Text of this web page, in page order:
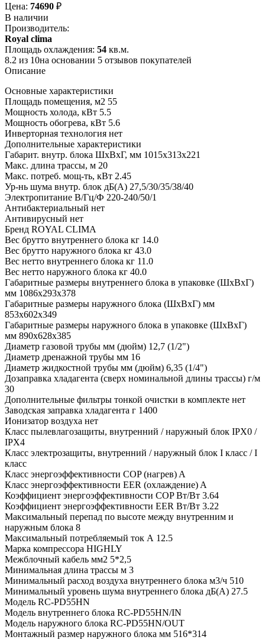
Цена: 74690 ₽
В наличии
Производитель:
Royal clima
Площадь охлаждения: 54 кв.м.
8.2 из 10на основании 5 отзывов покупателей
Описание
Основные характеристики
Площадь помещения, м2 55
Мощность холода, кВт 5.5
Мощность обогрева, кВт 5.6
Инверторная технология нет
Дополнительные характеристики
Габарит. внутр. блока ШxВxГ, мм 1015x313x221
Макс. длина трассы, м 20
Макс. потреб. мощ-ть, кВт 2.45
Ур-нь шума внутр. блок дБ(А) 27,5/30/35/38/40
Электропитание В/Гц/Ф 220-240/50/1
Антибактериальный нет
Антивирусный нет
Бренд ROYAL CLIMA
Вес брутто внутреннего блока кг 14.0
Вес брутто наружного блока кг 43.0
Вес нетто внутреннего блока кг 11.0
Вес нетто наружного блока кг 40.0
Габаритные размеры внутреннего блока в упаковке (ШxВxГ)
мм 1086x293x378
Габаритные размеры наружного блока (ШxВxГ) мм
853x602x349
Габаритные размеры наружного блока в упаковке (ШxВxГ)
мм 890x628x385
Диаметр газовой трубы мм (дюйм) 12,7 (1/2")
Диаметр дренажной трубы мм 16
Диаметр жидкостной трубы мм (дюйм) 6,35 (1/4")
Дозаправка хладагента (сверх номинальной длины трассы) г/м
30
Дополнительные фильтры тонкой очистки в комплекте нет
Заводская заправка хладагента г 1400
Ионизатор воздуха нет
Класс пылевлагозащиты, внутренний / наружный блок IPX0 /
IPX4
Класс электрозащиты, внутренний / наружный блок I класс / I
класс
Класс энергоэффективности COP (нагрев) A
Класс энергоэффективности EER (охлаждение) A
Коэффициент энергоэффективности COP Вт/Вт 3.64
Коэффициент энергоэффективности EER Вт/Вт 3.22
Максимальный перепад по высоте между внутренним и
наружным блока 8
Максимальный потребляемый ток А 12.5
Марка компрессора HIGHLY
Межблочный кабель мм2 5*2,5
Минимальная длина трассы м 3
Минимальный расход воздуха внутреннего блока м3/ч 510
Минимальный уровень шума внутреннего блока дБ(А) 27.5
Модель RC-PD55HN
Модель внутреннего блока RC-PD55HN/IN
Модель наружного блока RC-PD55HN/OUT
Монтажный размер наружного блока мм 516*314